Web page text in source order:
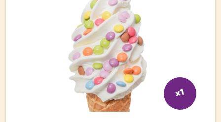
Hitta din grossist
Jobba hos oss
x1